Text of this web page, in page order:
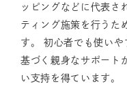
ッピングなどに代表さ
ティング施策を行うた
す。 初心者でも使い
基づく親身なサポート
い支持を得ています。